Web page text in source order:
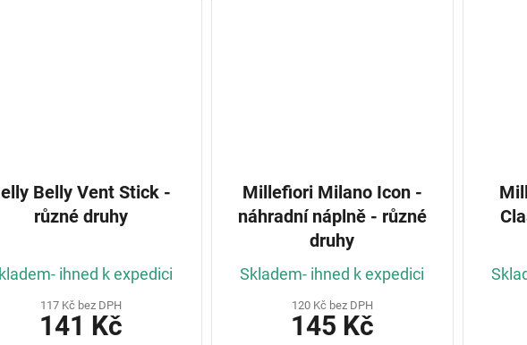
Belly Vent Stick -
různé druhy
ihned k expedici
117 Kč bez DPH
141 Kč
Millefiori Milano Icon -
náhradní náplně - různé
druhy
Skladem- ihned k expedici
120 Kč bez DPH
145 Kč